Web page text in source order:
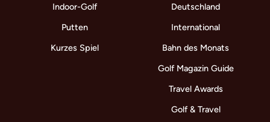
Indoor-Golf
Putten
Kurzes Spiel
Deutschland
International
Bahn des Monats
Golf Magazin Guide
Travel Awards
Golf & Travel